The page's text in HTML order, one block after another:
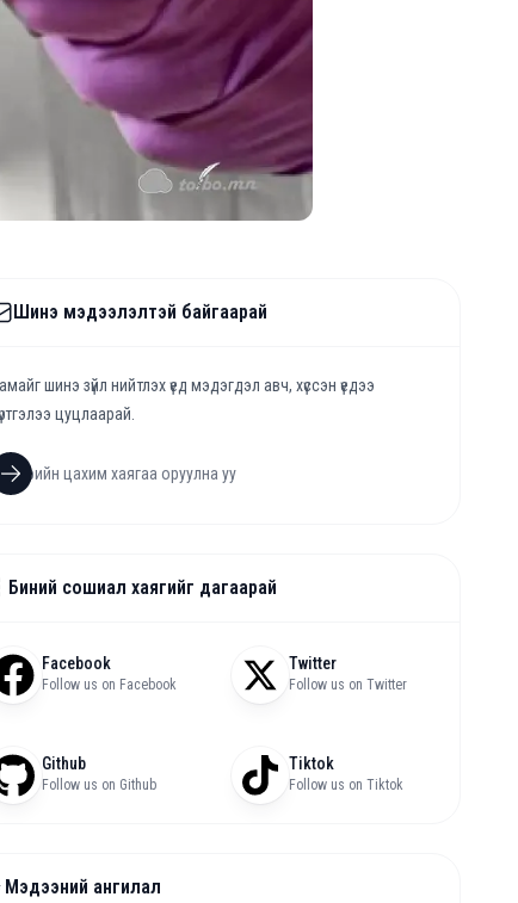
Шинэ мэдээлэлтэй байгаарай
шинэ зүйл нийтлэх үед мэдэгдэл авч, хүссэн үедээ
цуцлаарай.
Биний сошиал хаягийг дагаарай
Facebook
Follow us on Facebook
Twitter
Follow us on Twitter
Github
Follow us on Github
Tiktok
Follow us on Tiktok
Мэдээний ангилал